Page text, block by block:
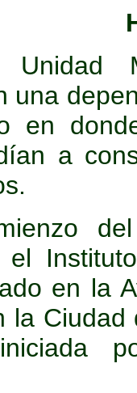
una
en
a
el
en la
la